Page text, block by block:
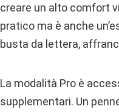
creare un alto comfort
pratico ma è anche
busta da lettera,
La modalità Pro è
supplementari. Un